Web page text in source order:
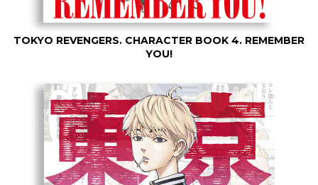
TOKYO REVENGERS. CHARACTER BOOK 4. REMEMBER
YOU!